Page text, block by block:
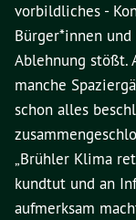
vorbildliches -
Bürger*innen und
Ablehnung stößt.
manche
schon alles
„Brühler Klima
kundtut und an
aufmerksam